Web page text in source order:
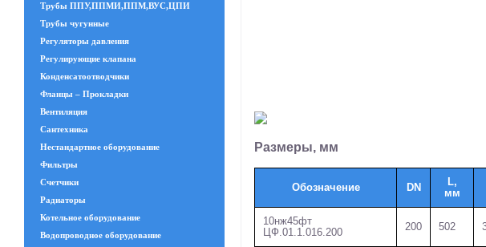
Трубы ППУ,ППМИ,ППМ,ВУС,ЦПИ
Трубы чугунные
Регуляторы давления
Регулирующие клапана
Конденсатоотводчики
Фланцы – Прокладки
Вентиляция
Сантехника
Нестандартное оборудование
Фильтры
Счетчики
Радиаторы
Котельное оборудование
Водопроводное оборудование
Размеры, мм
Обозначение DN
L,
мм
10нж45фт
ЦФ.01.1.016.200
200 502